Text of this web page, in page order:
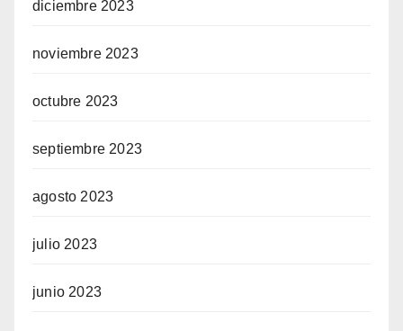
diciembre 2023
noviembre 2023
octubre 2023
septiembre 2023
agosto 2023
julio 2023
junio 2023